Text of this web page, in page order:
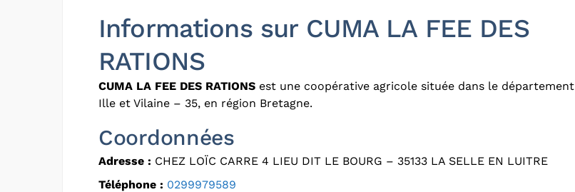
Informations sur CUMA LA FEE DES
RATIONS
CUMA LA FEE DES RATIONS est une coopérative agricole située dans le département
Ille et Vilaine – 35, en région Bretagne.
Coordonnées
Adresse : CHEZ LOÏC CARRE 4 LIEU DIT LE BOURG – 35133 LA SELLE EN LUITRE
Téléphone : 0299979589